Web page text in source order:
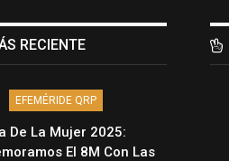
RECIENTE
EFEMÉRIDE QRP
De La Mujer 2025:
El 8M Con Las